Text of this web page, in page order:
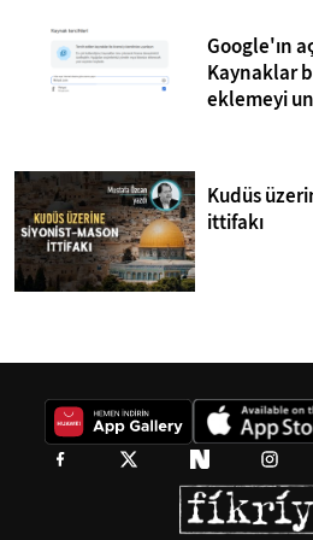
Google'ın
Kaynaklar
eklemeyi
Kudüs
ittifakı